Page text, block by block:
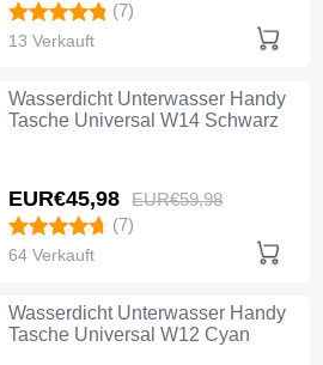
(7)
13 Verkauft
Wasserdicht Unterwasser Handy
Tasche Universal W14 Schwarz
EUR€45,98 EUR€59,98
(7)
64 Verkauft
Wasserdicht Unterwasser Handy
Tasche Universal W12 Cyan